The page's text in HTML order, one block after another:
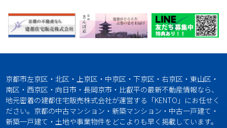
京都市左京区・北区・上京区・中京区・下京区・右京区・東山区・
南区・西京区・向日市・長岡京市・比叡平の最新不動産情報なら、
地元密着の建都住宅販売株式会社が運営する「KENTO」にお任せく
ださい。京都の中古マンション・新築マンション・中古一戸建て・
新築一戸建て・土地や事業物件をどこよりも早く掲載しています。